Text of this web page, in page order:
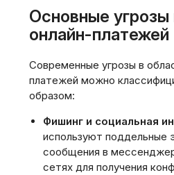
Основные
онлайн-платежей
Современные угрозы в
платежей можно
образом:
Фишинг и социальная
используют поддельные
сообщения в
сетях для получения